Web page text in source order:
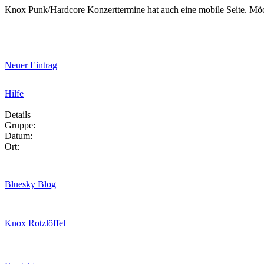
Knox Punk/Hardcore Konzerttermine hat auch eine mobile Seite.
Neuer Eintrag
Hilfe
Details
Gruppe:
Datum:
Ort:
Bluesky Blog
Knox Rotzlöffel